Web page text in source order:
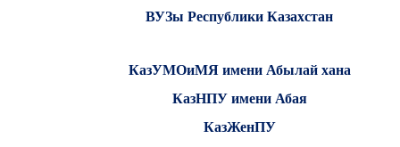
ВУЗы Республики Казахстан
КазУМОиМЯ имени Абылай хана
КазНПУ имени Абая
КазЖенПУ